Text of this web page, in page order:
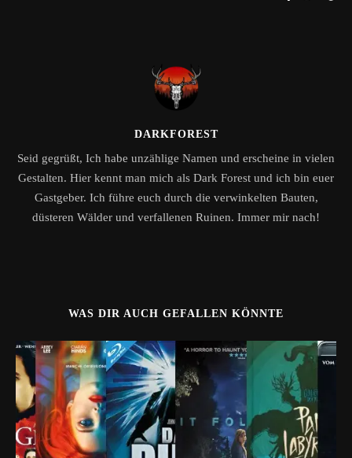
DARKFOREST
Seid gegrüßt, Ich habe unzählige Namen und erscheine in vielen
Gestalten. Hier kennt man mich als Dark Forest und ich bin euer
Gastgeber. Ich führe euch durch die verwinkelten Bauten,
düsteren Wälder und verfallenen Ruinen. Immer mir nach!
WAS DIR AUCH GEFALLEN KÖNNTE